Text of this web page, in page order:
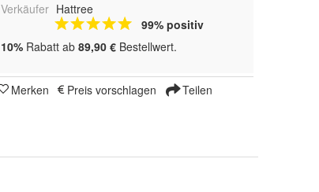
Verkäufer Hattree
99% positiv
10% Rabatt ab 89,90 € Bestellwert.
Merken Preis vorschlagen Teilen